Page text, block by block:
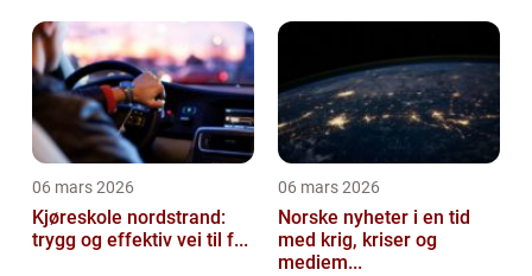
06 mars 2026
Kjøreskole nordstrand:
trygg og effektiv vei til f...
06 mars 2026
Norske nyheter i en tid
med krig, kriser og
mediem...